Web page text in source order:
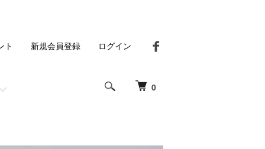
0
ト 新規会員登録 ログイン